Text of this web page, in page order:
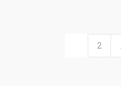
2